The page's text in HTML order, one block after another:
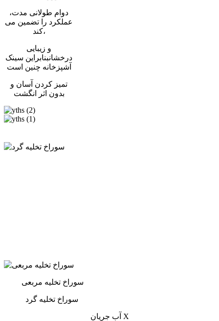
دوام طولانی مدت،
عملکرد را تضمین می
کند،
و زیبایی
درخشانبنابراین سینک
آشپزخانه چنین است
تمیز کردن آسان و
بدون اثر انگشت
سوراخ تخلیه مربعی
سوراخ تخلیه گرد
آب جریان X